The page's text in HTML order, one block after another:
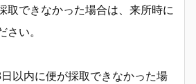
取できなかった場合は、来所時に
さい。
以内に便が採取できなかった場